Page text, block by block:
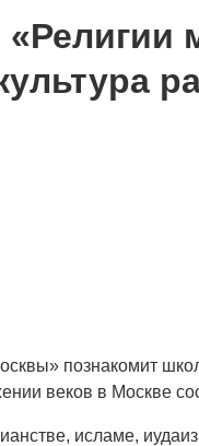
познакомит
веков в Москве
исламе,